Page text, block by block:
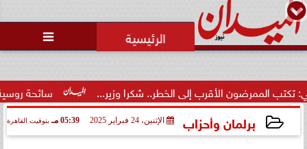

سائحة روسية لـ”مراسي”: الأقرب إلى الخطر.. شكرا وزير...
برلمان وأحزاب الإثنين، 24 فبراير 2025 05:39 مـ بتوقيت القاهرة